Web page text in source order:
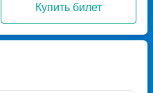
Купить билет